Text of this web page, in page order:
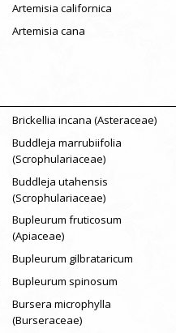
Artemisia californica
Artemisia cana
Brickellia incana (Asteraceae)
Buddleja marrubiifolia
(Scrophulariaceae)
Buddleja utahensis
(Scrophulariaceae)
Bupleurum fruticosum
(Apiaceae)
Bupleurum gilbrataricum
Bupleurum spinosum
Bursera microphylla
(Burseraceae)